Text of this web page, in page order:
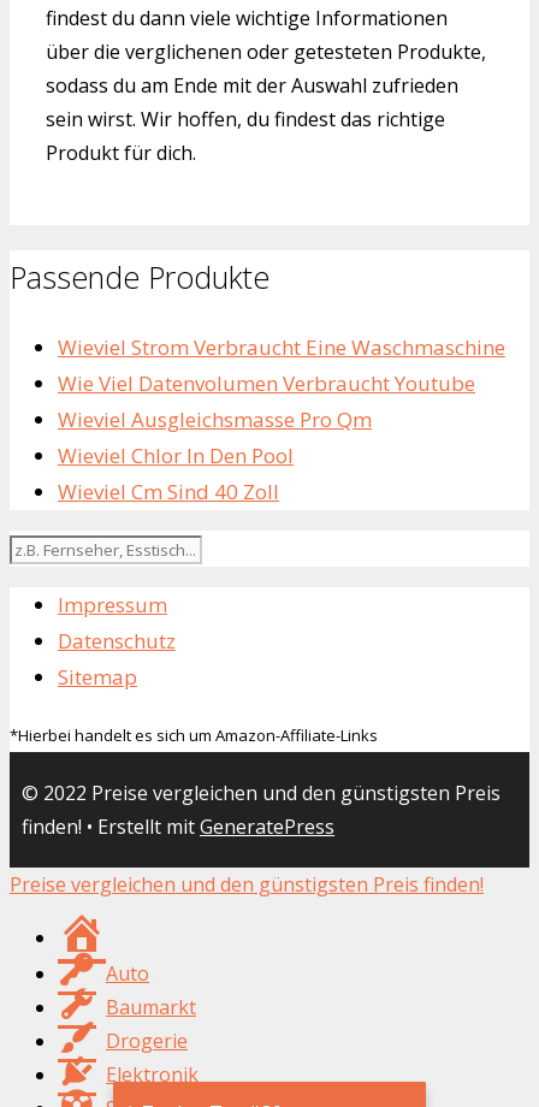
findest du dann viele wichtige Informationen
über die verglichenen oder getesteten Produkte,
sodass du am Ende mit der Auswahl zufrieden
sein wirst. Wir hoffen, du findest das richtige
Produkt für dich.
Passende Produkte
Wieviel Strom Verbraucht Eine Waschmaschine
Wie Viel Datenvolumen Verbraucht Youtube
Wieviel Ausgleichsmasse Pro Qm
Wieviel Chlor In Den Pool
Wieviel Cm Sind 40 Zoll
Impressum
Datenschutz
Sitemap
*Hierbei handelt es sich um Amazon-Affiliate-Links
© 2022 Preise vergleichen und den günstigsten Preis
finden! • Erstellt mitGeneratePress
Preise vergleichen und den günstigsten Preis finden!
Auto
Baumarkt
Drogerie
Elektronik